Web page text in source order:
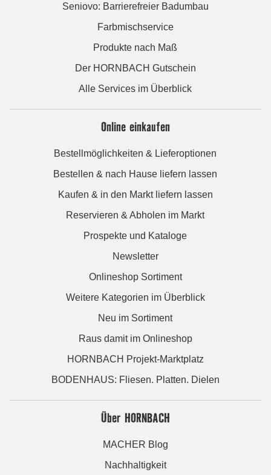
Seniovo: Barrierefreier Badumbau
Farbmischservice
Produkte nach Maß
Der HORNBACH Gutschein
Alle Services im Überblick
Online einkaufen
Bestellmöglichkeiten & Lieferoptionen
Bestellen & nach Hause liefern lassen
Kaufen & in den Markt liefern lassen
Reservieren & Abholen im Markt
Prospekte und Kataloge
Newsletter
Onlineshop Sortiment
Weitere Kategorien im Überblick
Neu im Sortiment
Raus damit im Onlineshop
HORNBACH Projekt-Marktplatz
BODENHAUS: Fliesen. Platten. Dielen
Über HORNBACH
MACHER Blog
Nachhaltigkeit